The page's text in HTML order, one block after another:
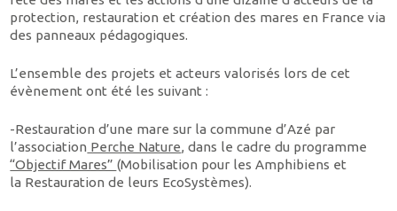
protection, restauration et création des mares en France via
des panneaux pédagogiques.
L’ensemble des projets et acteurs valorisés lors de cet
évènement ont été les suivant :
-Restauration d’une mare sur la commune d’Azé par
l’association Perche Nature, dans le cadre du programme
“Objectif Mares” (Mobilisation pour les Amphibiens et
la Restauration de leurs EcoSystèmes).